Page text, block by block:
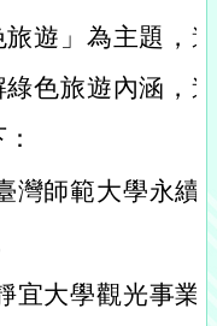
旅遊」為主題，
色旅遊內涵，
灣師範大學永續
宜大學觀光事業